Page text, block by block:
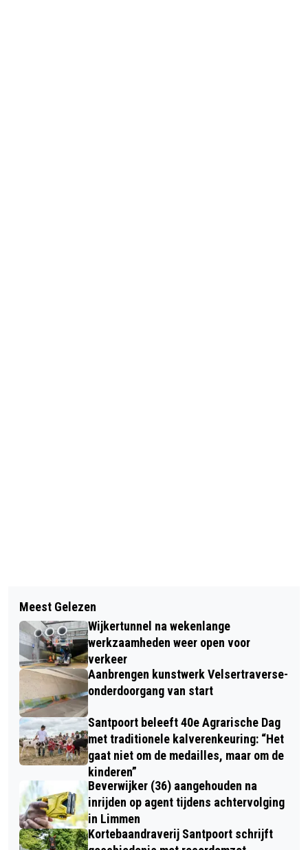
GEBOORTES I HUWELIJKEN I
OVERLEDEN
BEVERWIJK TRAPT AF VOOR
SAMENLOOP VOOR HOOP 2019
Meest Gelezen
Wijkertunnel na wekenlange
werkzaamheden weer open voor
verkeer
Aanbrengen kunstwerk Velsertraverse-
onderdoorgang van start
Santpoort beleeft 40e Agrarische Dag
met traditionele kalverenkeuring: “Het
gaat niet om de medailles, maar om de
kinderen”
Beverwijker (36) aangehouden na
inrijden op agent tijdens achtervolging
in Limmen
Kortebaandraverij Santpoort schrijft